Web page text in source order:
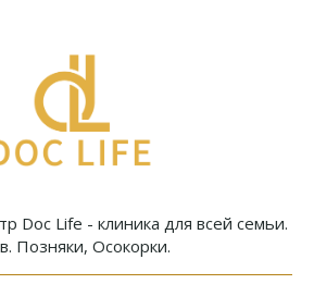
Doc Life - клиника для всей семьи.
Позняки, Осокорки.